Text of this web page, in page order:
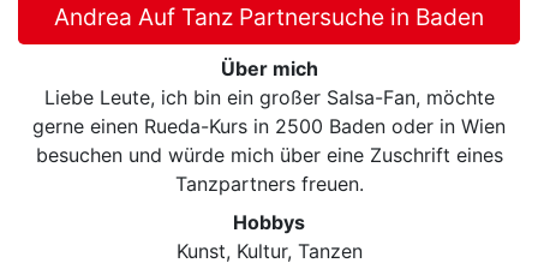
Andrea Auf Tanz Partnersuche in Baden
Über mich
Liebe Leute, ich bin ein großer Salsa-Fan, möchte
gerne einen Rueda-Kurs in 2500 Baden oder in Wien
besuchen und würde mich über eine Zuschrift eines
Tanzpartners freuen.
Hobbys
Kunst, Kultur, Tanzen